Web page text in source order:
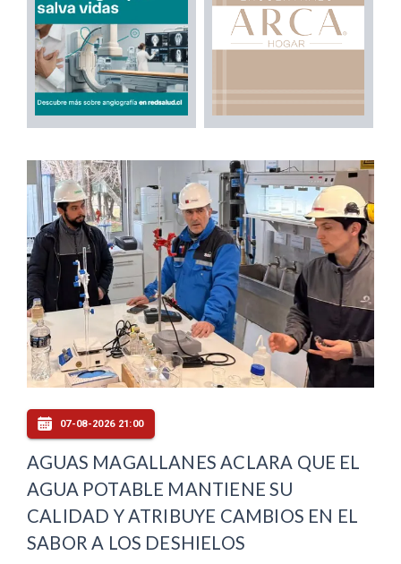
07-08-2026 21:00
AGUAS MAGALLANES ACLARA QUE EL
AGUA POTABLE MANTIENE SU
CALIDAD Y ATRIBUYE CAMBIOS EN EL
SABOR A LOS DESHIELOS